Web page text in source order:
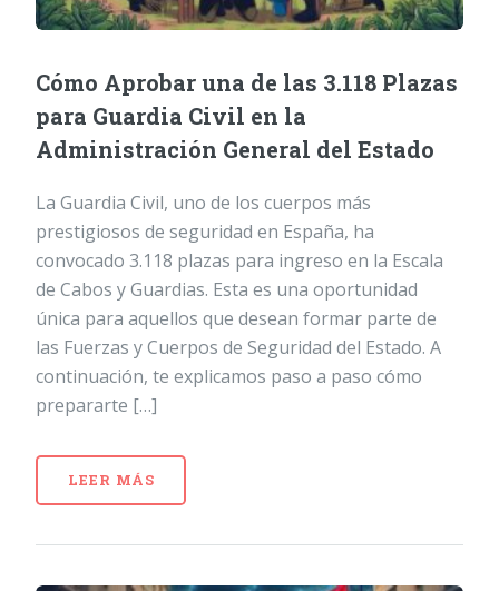
Cómo Aprobar una de las 3.118 Plazas
para Guardia Civil en la
Administración General del Estado
La Guardia Civil, uno de los cuerpos más
prestigiosos de seguridad en España, ha
convocado 3.118 plazas para ingreso en la Escala
de Cabos y Guardias. Esta es una oportunidad
única para aquellos que desean formar parte de
las Fuerzas y Cuerpos de Seguridad del Estado. A
continuación, te explicamos paso a paso cómo
prepararte […]
LEER MÁS